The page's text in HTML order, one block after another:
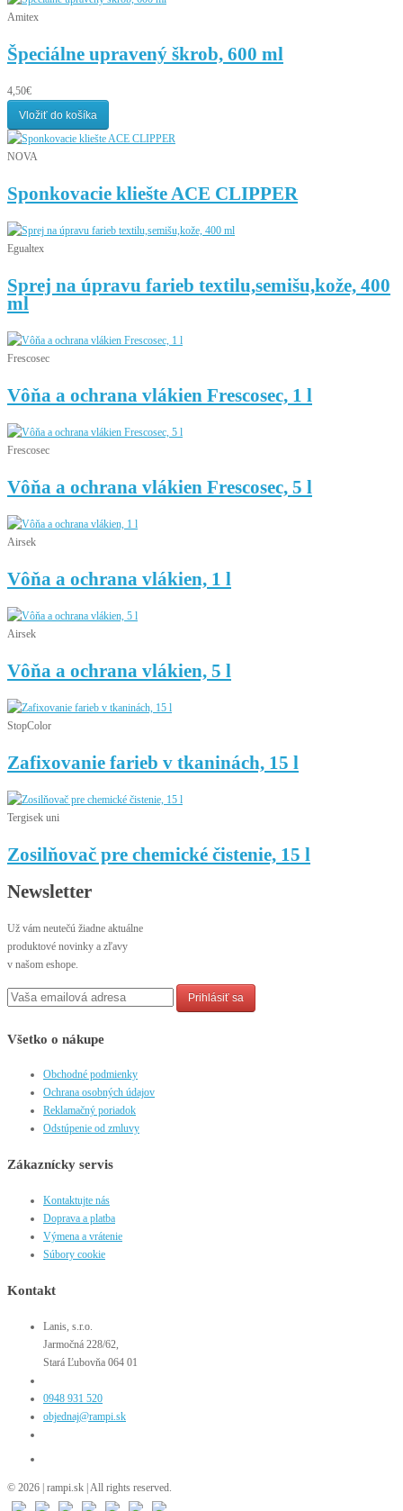
Amitex
Špeciálne upravený škrob, 600 ml
4,50€
Vložiť do košíka
NOVA
Sponkovacie kliešte ACE CLIPPER
Egualtex
Sprej na úpravu farieb textilu,semišu,kože, 400
ml
Frescosec
Vôňa a ochrana vlákien Frescosec, 1 l
Frescosec
Vôňa a ochrana vlákien Frescosec, 5 l
Airsek
Vôňa a ochrana vlákien, 1 l
Airsek
Vôňa a ochrana vlákien, 5 l
StopColor
Zafixovanie farieb v tkaninách, 15 l
Tergisek uni
Zosilňovač pre chemické čistenie, 15 l
Newsletter
Už vám neutečú žiadne aktuálne
produktové novinky a zľavy
v našom eshope.
Prihlásiť sa
Všetko o nákupe
Obchodné podmienky
Ochrana osobných údajov
Reklamačný poriadok
Odstúpenie od zmluvy
Zákaznícky servis
Kontaktujte nás
Doprava a platba
Výmena a vrátenie
Súbory cookie
Kontakt
Lanis, s.r.o.
Jarmočná 228/62,
Stará Ľubovňa 064 01
0948 931 520
objednaj@rampi.sk
© 2026 | rampi.sk | All rights reserved.